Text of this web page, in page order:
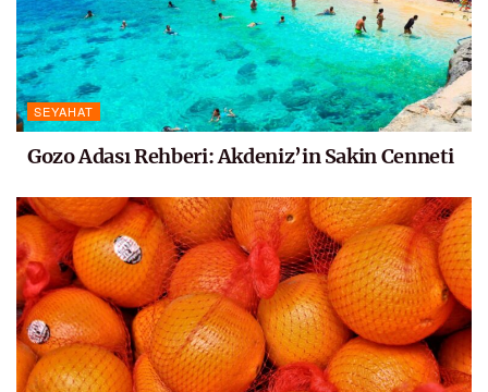
SEYAHAT
Gozo Adası Rehberi: Akdeniz’in Sakin Cenneti